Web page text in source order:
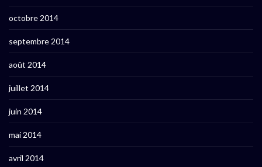
octobre 2014
septembre 2014
août 2014
juillet 2014
juin 2014
mai 2014
avril 2014